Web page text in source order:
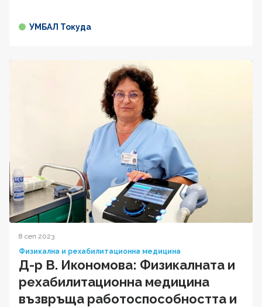
УМБАЛ Токуда
8 сеп 2023
Физикална и рехабилитационна медицина
Д-р В. Икономова: Физикалната и
рехабилитационна медицина
възвръща работоспособността и